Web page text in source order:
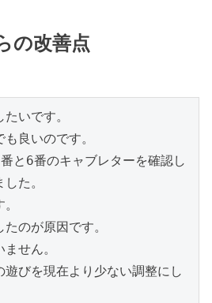
の改善点
いです。
良いのです。
と6番のキャブレターを確認し
た。
のが原因です。
せん。
びを現在より少ない調整にし